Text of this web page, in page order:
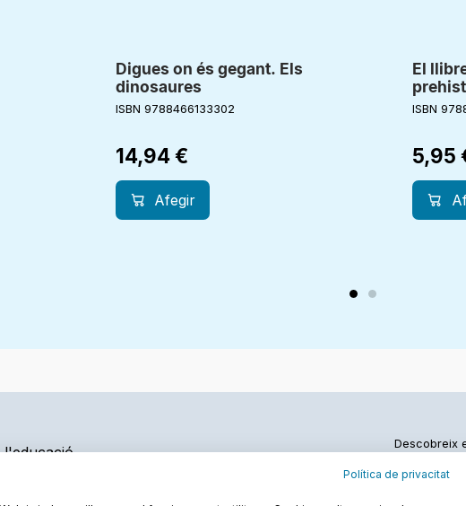
Digues on és gegant. Els
dinosaures
ISBN 9788466133302
14,94€
Afegir
El
ISBN
5,95
l'educació Descobreix
Política de privacitat